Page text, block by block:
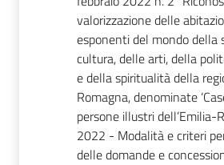
valorizzazione delle
esponenti del mondo della
cultura, delle arti, della
e della spiritualità della
Romagna, denominate
persone illustri dell’Emilia-
2022 - Modalità e criteri
delle domande e